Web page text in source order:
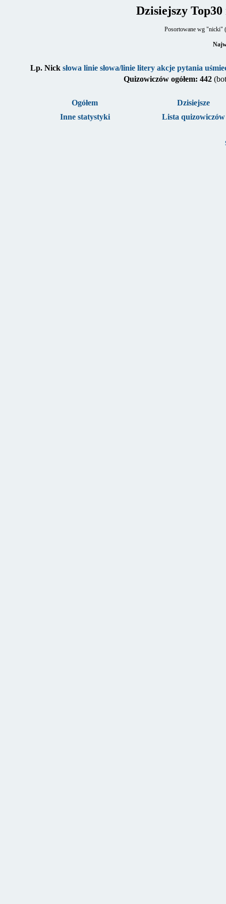
Dzisiejszy
Posortowane wg "nicki"
Lp. Nick słowa linie słowa/linie litery akcje pytania
Quizowiczów ogółem: 442
Ogółem
Dzisiejsze
Inne statystyki
Lista quizowiczów